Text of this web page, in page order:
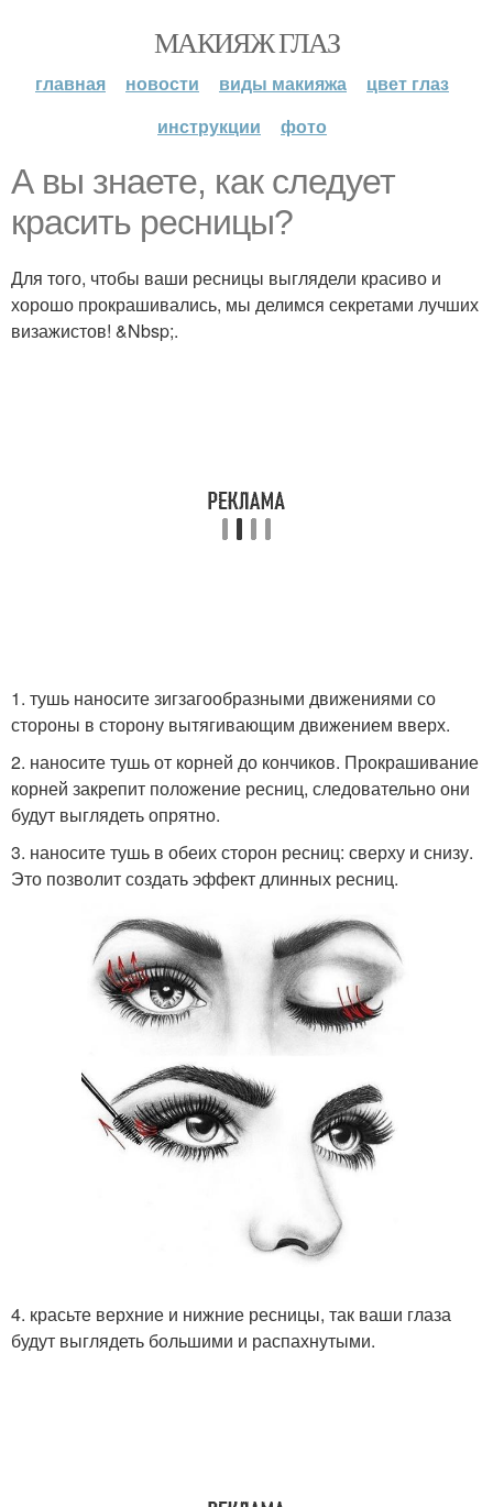
МАКИЯЖ ГЛАЗ
главная новости виды макияжа
цвет глаз
инструкции
фото
А вы знаете, как следует
красить ресницы?
Для того, чтобы ваши ресницы выглядели красиво и
хорошо прокрашивались, мы делимся секретами лучших
визажистов! &Nbsp;.
1. тушь наносите зигзагообразными движениями со
стороны в сторону вытягивающим движением вверх.
2. наносите тушь от корней до кончиков. Прокрашивание
корней закрепит положение ресниц, следовательно они
будут выглядеть опрятно.
3. наносите тушь в обеих сторон ресниц: сверху и снизу.
Это позволит создать эффект длинных ресниц.
4. красьте верхние и нижние ресницы, так ваши глаза
будут выглядеть большими и распахнутыми.